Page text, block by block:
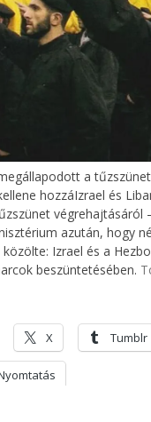
a
hozzáIzrael és
végrehajtásáról
azután, hogy
Izrael és a
beszüntetésében.
X Tumblr